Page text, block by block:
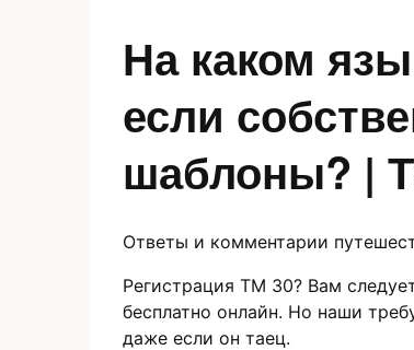
На каком
если
шаблоны? |
Ответы и комментарии
Регистрация ТМ 30? Вам
бесплатно онлайн. Но наши
даже если он таец.